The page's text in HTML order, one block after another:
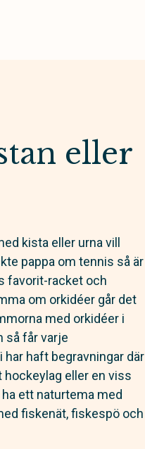
eller
kista eller urna vill
pappa om tennis så är
favorit-racket och
om orkidéer går det
med orkidéer i
så får varje
haft begravningar där
eller en viss
ett naturtema med
fiskenät, fiskespö och